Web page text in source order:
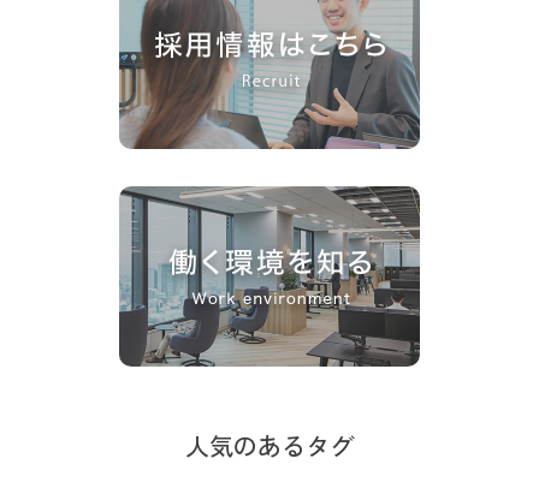
人気のあるタグ